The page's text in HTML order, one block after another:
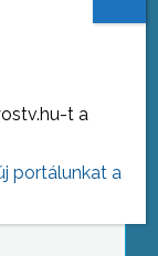
t a
portálunkat a